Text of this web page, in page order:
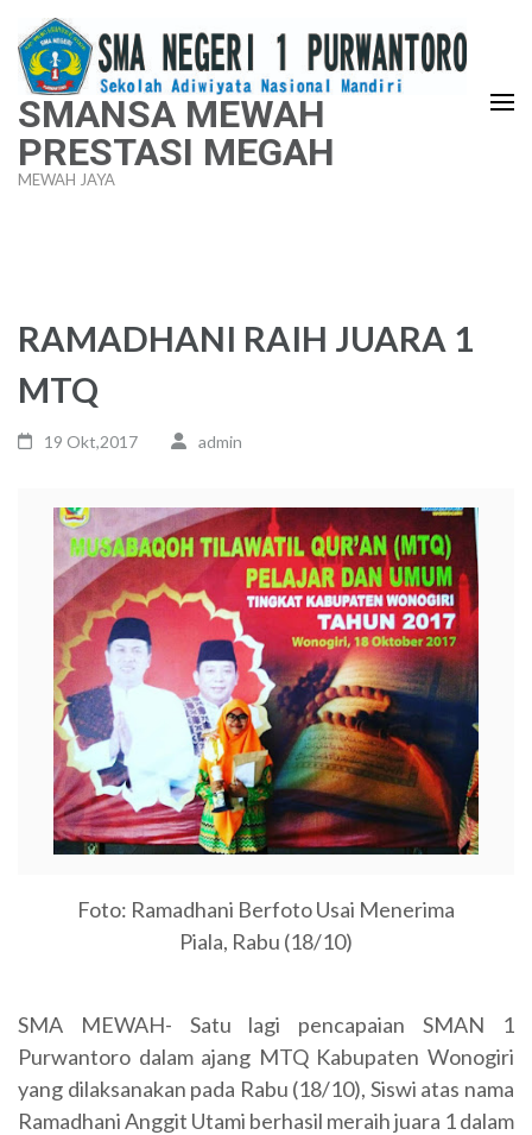
Lompat
ke
konten
(Tekan
Enter)
SMANSA MEWAH
PRESTASI MEGAH
MEWAH JAYA
RAMADHANI RAIH JUARA 1
MTQ
19 Okt,2017 admin
Foto: Ramadhani Berfoto Usai Menerima
Piala, Rabu (18/10)
SMA MEWAH- Satu lagi pencapaian SMAN 1
Purwantoro dalam ajang MTQ Kabupaten Wonogiri
yang dilaksanakan pada Rabu (18/10), Siswi atas nama
Ramadhani Anggit Utami berhasil meraih juara 1 dalam